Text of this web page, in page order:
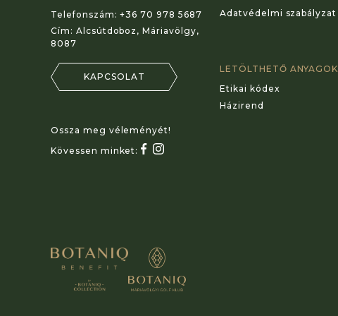
Telefonszám:+36 70 978 5687
Cím: Alcsútdoboz, Máriavölgy,
8087
KAPCSOLAT
Ossza meg véleményét!
Kövessen minket:
Adatvédelmi szabályzat
LETÖLTHETŐ ANYAGOK
Etikai kódex
Házirend